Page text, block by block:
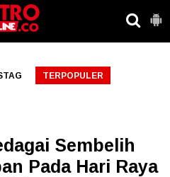
TERPOPULER
Sembelih
Pada Hari Raya